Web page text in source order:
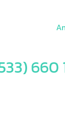
660